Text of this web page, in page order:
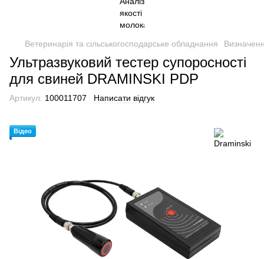
Ветеринарія та сільськогосподарське обладнання
Ультразвуковий тестер супоросності
для свиней DRAMINSKI PDP
Артикул: 100011707 Написати відгук
Відео